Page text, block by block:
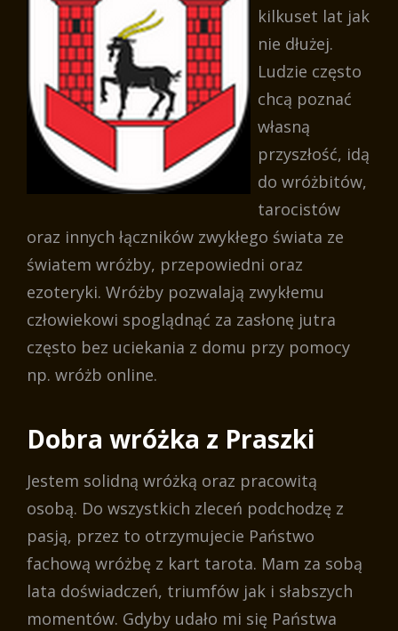
kilkuset lat jak
nie dłużej.
Ludzie często
chcą poznać
własną
przyszłość, idą
do wróżbitów,
tarocistów
oraz innych łączników zwykłego świata ze
światem wróżby, przepowiedni oraz
ezoteryki. Wróżby pozwalają zwykłemu
człowiekowi spoglądnąć za zasłonę jutra
często bez uciekania z domu przy pomocy
np. wróżb online.
Dobra wróżka z Praszki
Jestem solidną wróżką oraz pracowitą
osobą. Do wszystkich zleceń podchodzę z
pasją, przez to otrzymujecie Państwo
fachową wróżbę z kart tarota. Mam za sobą
lata doświadczeń, triumfów jak i słabszych
momentów. Gdyby udało mi się Państwa